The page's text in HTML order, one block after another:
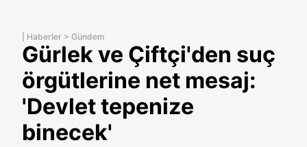
Haberler > Gündem
Gürlek ve Çiftçi'den suç
örgütlerine net mesaj:
'Devlet tepenize
binecek'